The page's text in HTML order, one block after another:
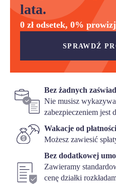
lata.
0 zł odsetek, 0%
SPRAWDŹ
Bez żadnych
Nie musisz
zabezpieczeniem jest
Wakacje od płatności
Możesz zawiesić
Bez dodatkowej
Zawieramy
cenę działki